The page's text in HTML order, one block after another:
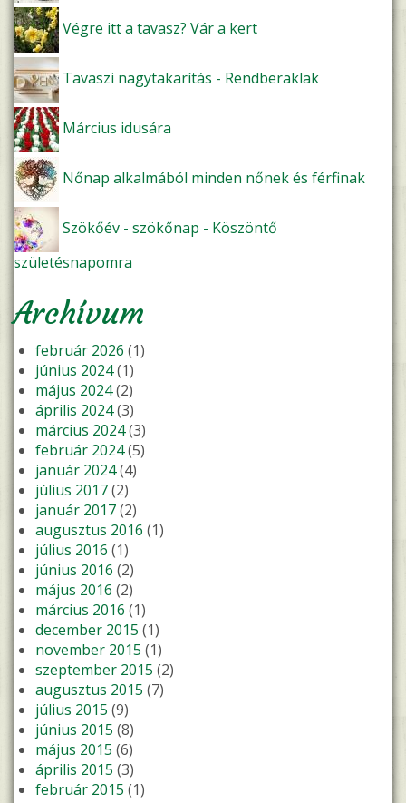
Végre itt a tavasz? Vár a kert
Tavaszi nagytakarítás - Rendberaklak
Március idusára
Nőnap alkalmából minden nőnek és férfinak
Szökőév - szökőnap - Köszöntő
születésnapomra
Archívum
február 2026 (1)
június 2024(1)
május 2024(2)
április 2024(3)
március 2024(3)
február 2024(5)
január 2024(4)
július 2017(2)
január 2017(2)
augusztus 2016 (1)
július 2016 (1)
június 2016 (2)
május 2016 (2)
március 2016 (1)
december 2015 (1)
november 2015 (1)
szeptember 2015 (2)
augusztus 2015 (7)
július 2015 (9)
június 2015 (8)
május 2015 (6)
április 2015 (3)
február 2015 (1)